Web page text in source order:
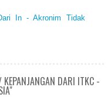
In - Akronim Tidak
DARI ITKC -